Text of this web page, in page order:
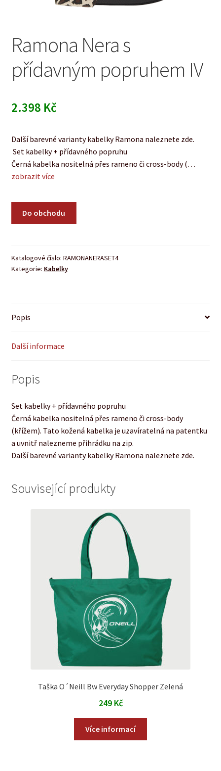
Ramona Nera s
přídavným popruhem IV
2.398 Kč
Další barevné varianty kabelky Ramona naleznete zde.
Set kabelky + přídavného popruhu
Černá kabelka nositelná přes rameno či cross-body (…
zobrazit více
Do obchodu
Katalogové číslo: RAMONANERASET4
Kategorie: Kabelky
Popis
Další informace
Popis
Set kabelky + přídavného popruhu
Černá kabelka nositelná přes rameno či cross-body
(křížem). Tato kožená kabelka je uzavíratelná na patentku
a uvnitř nalezneme přihrádku na zip.
Další barevné varianty kabelky Ramona naleznete zde.
Související produkty
Taška O´Neill Bw Everyday Shopper Zelená
249 Kč
Více informací